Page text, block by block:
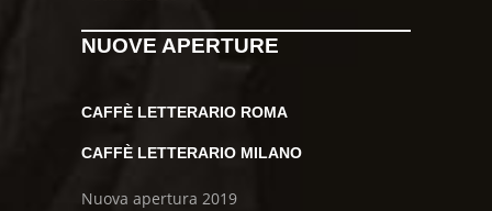
NUOVE APERTURE
CAFFÈ LETTERARIO ROMA
CAFFÈ LETTERARIO MILANO
Nuova apertura 2019